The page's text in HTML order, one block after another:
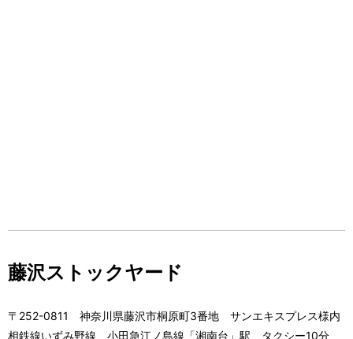
藤沢ストックヤード
〒252-0811 神奈川県藤沢市桐原町3番地 サンエキスプレス様内
相鉄線いずみ野線 小田急江ノ島線「湘南台」駅 タクシー10分